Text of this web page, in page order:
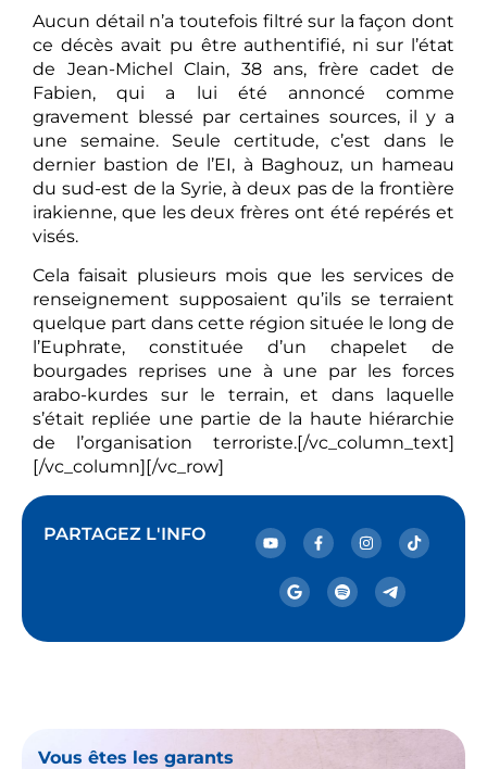
Aucun détail n’a toutefois filtré sur la façon dont
ce décès avait pu être authentifié, ni sur l’état
de Jean-Michel Clain, 38 ans, frère cadet de
Fabien, qui a lui été annoncé comme
gravement blessé par certaines sources, il y a
une semaine. Seule certitude, c’est dans le
dernier bastion de l’EI, à Baghouz, un hameau
du sud-est de la Syrie, à deux pas de la frontière
irakienne, que les deux frères ont été repérés et
visés.
Cela faisait plusieurs mois que les services de
renseignement supposaient qu’ils se terraient
quelque part dans cette région située le long de
l’Euphrate, constituée d’un chapelet de
bourgades reprises une à une par les forces
arabo-kurdes sur le terrain, et dans laquelle
s’était repliée une partie de la haute hiérarchie
de l’organisation terroriste.[/vc_column_text]
[/vc_column][/vc_row]
PARTAGEZ L'INFO
Vous êtes les garants